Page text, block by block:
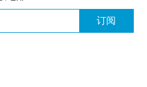
订阅